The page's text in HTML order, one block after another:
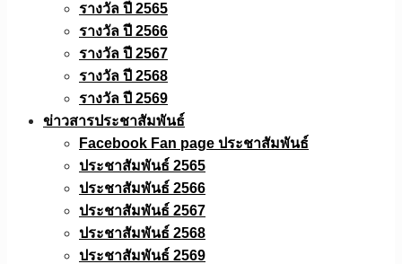
รางวัล ปี 2565
รางวัล ปี 2566
รางวัล ปี 2567
รางวัล ปี 2568
รางวัล ปี 2569
ข่าวสารประชาสัมพันธ์
Facebook Fan page ประชาสัมพันธ์
ประชาสัมพันธ์ 2565
ประชาสัมพันธ์ 2566
ประชาสัมพันธ์ 2567
ประชาสัมพันธ์ 2568
ประชาสัมพันธ์ 2569